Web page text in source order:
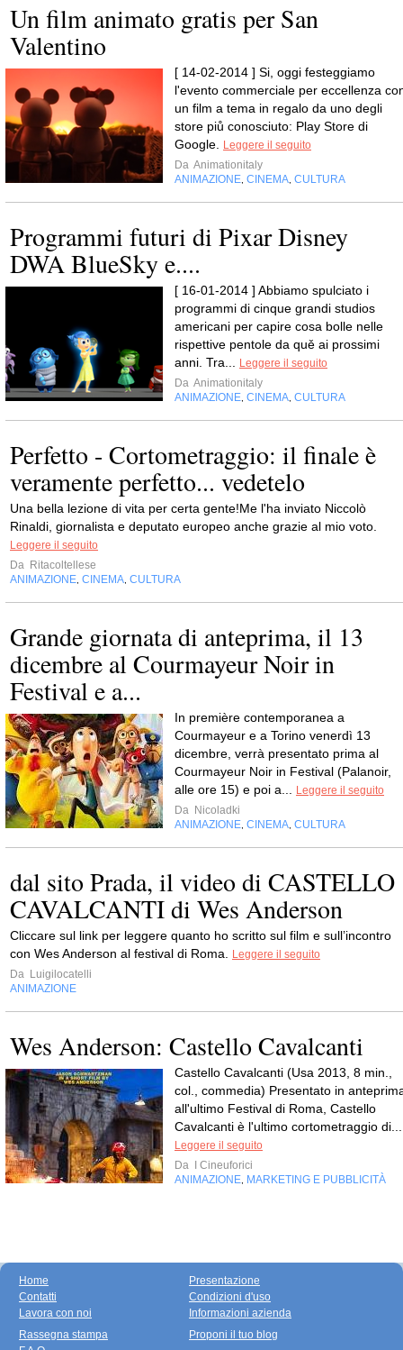
Un film animato gratis per San
Valentino
[ 14-02-2014 ] Si, oggi festeggiamo
l'evento commerciale per eccellenza
un film a tema in regalo da uno degli
store piů conosciuto: Play Store di
Google.
Leggere il seguito
Da Animationitaly
ANIMAZIONE CINEMA CULTURA
Programmi futuri di Pixar Disney
DWA BlueSky e....
[ 16-01-2014 ] Abbiamo spulciato i
programmi di cinque grandi studios
americani per capire cosa bolle nelle
rispettive pentole da quě ai prossimi
anni. Tra...
Leggere il seguito
Da Animationitaly
ANIMAZIONE CINEMA CULTURA
Perfetto - Cortometraggio: il finale è
veramente perfetto... vedetelo
Una bella lezione di vita per certa gente!Me l'ha inviato Niccolò
Rinaldi, giornalista e deputato europeo anche grazie al mio voto.
Leggere il seguito
Da Ritacoltellese
ANIMAZIONE CINEMA CULTURA
Grande giornata di anteprima, il 13
dicembre al Courmayeur Noir in
Festival e a...
In première contemporanea a
Courmayeur e a Torino venerdì 13
dicembre, verrà presentato prima al
Courmayeur Noir in Festival (Palanoir,
alle ore 15) e poi a...
Leggere il seguito
Da Nicoladki
ANIMAZIONE CINEMA CULTURA
dal sito Prada, il video di CASTELLO
CAVALCANTI di Wes Anderson
Cliccare sul link per leggere quanto ho scritto sul film e sull’incontro
con Wes Anderson al festival di Roma.
Leggere il seguito
Da Luigilocatelli
ANIMAZIONE
Wes Anderson: Castello Cavalcanti
Castello Cavalcanti (Usa 2013, 8 min.,
col., commedia) Presentato in
all'ultimo Festival di Roma, Castello
Cavalcanti è l'ultimo cortometraggio di...
Leggere il seguito
Da
I Cineuforici
ANIMAZIONE MARKETING E PUBBLICITÀ
Home
Contatti
Lavora con noi
Presentazione
Condizioni d'uso
Informazioni azienda
Rassegna stampa
Proponi il tuo blog